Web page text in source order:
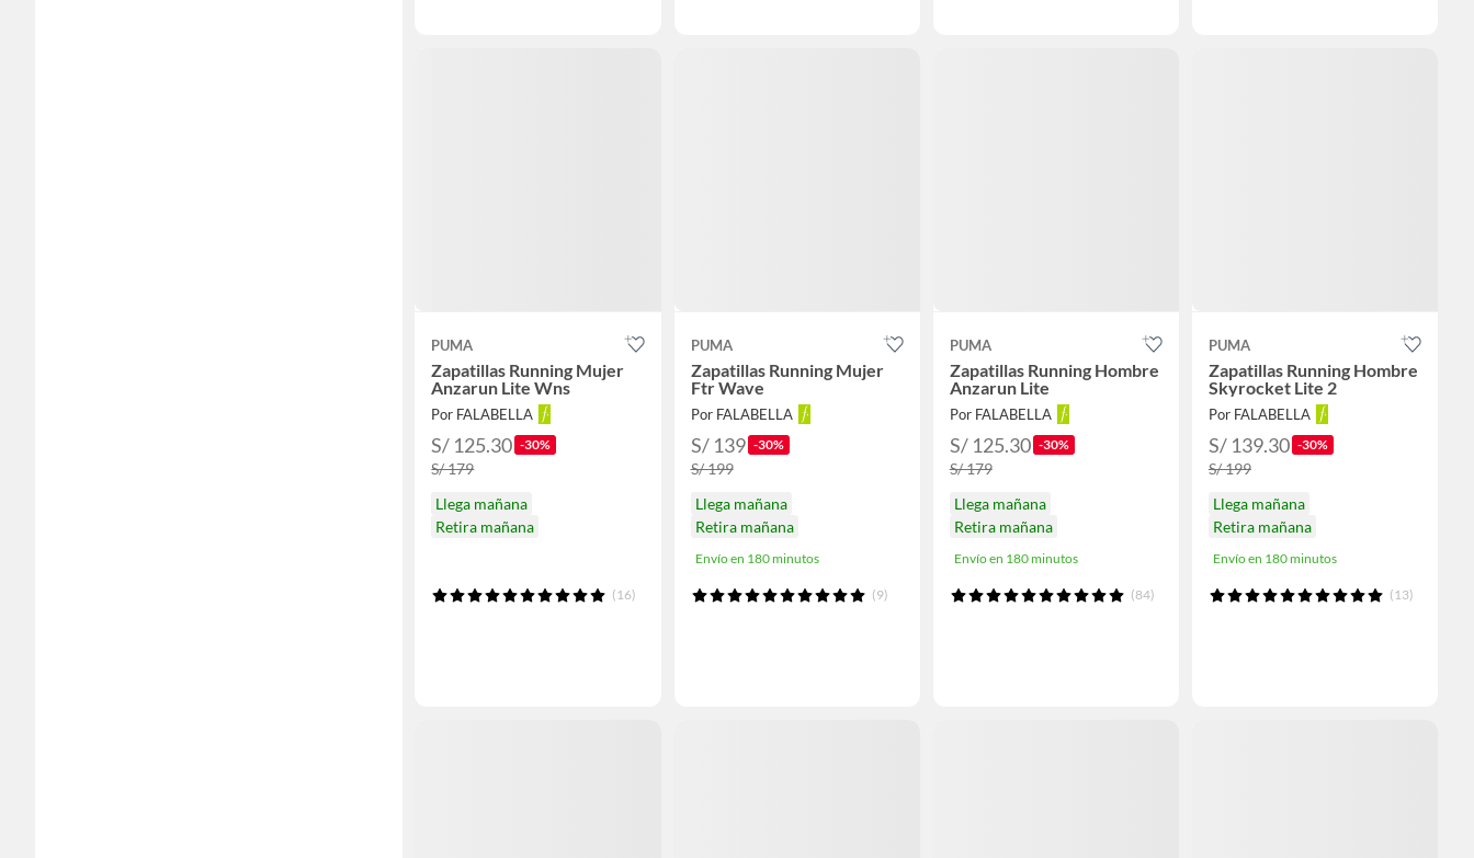
PUMA
Zapatillas Running Mujer
Anzarun Lite Wns
Por FALABELLA
S/ 125.30 -30%
S/ 179
Llega mañana
Retira mañana
(16)
PUMA
Zapatillas Running Mujer
Ftr Wave
Por FALABELLA
S/ 139 -30%
S/ 199
Llega mañana
Retira mañana
Envío en 180 minutos
(9)
PUMA
Zapatillas Running Hombre
Anzarun Lite
Por FALABELLA
S/ 125.30 -30%
S/ 179
Llega mañana
Retira mañana
Envío en 180 minutos
(84)
PUMA
Zapatillas Running Hombre
Skyrocket Lite 2
Por FALABELLA
S/ 139.30 -30%
S/ 199
Llega mañana
Retira mañana
Envío en 180 minutos
(13)